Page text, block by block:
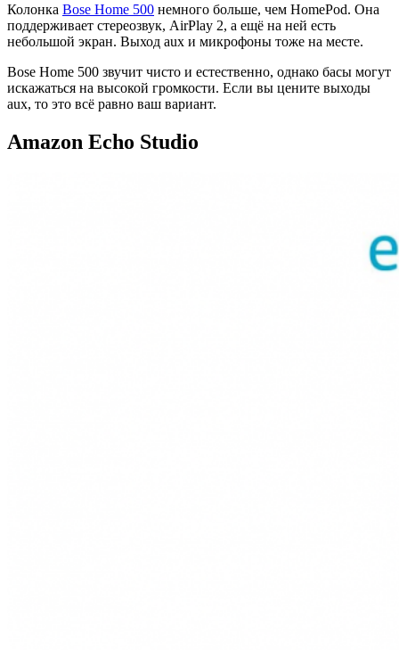
Колонка Bose Home 500 немного больше, чем HomePod. Она
поддерживает стереозвук, AirPlay 2, а ещё на ней есть
небольшой экран. Выход aux и микрофоны тоже на месте.
Bose Home 500 звучит чисто и естественно, однако басы могут
искажаться на высокой громкости. Если вы цените выходы
aux, то это всё равно ваш вариант.
Amazon Echo Studio